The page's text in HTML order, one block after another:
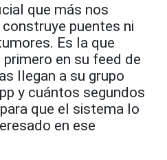
que más nos
puentes ni
Es la que
en su feed de
llegan a su grupo
y cuántos segundos
que el sistema lo
en ese